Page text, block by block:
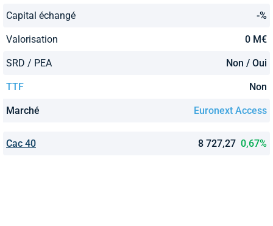
Capital échangé -%
Valorisation 0 M€
SRD / PEA Non / Oui
TTF Non
Marché Euronext Access
Cac 40 8 727,27 0,67%